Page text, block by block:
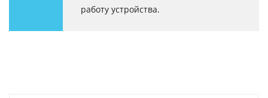
работу устройства.